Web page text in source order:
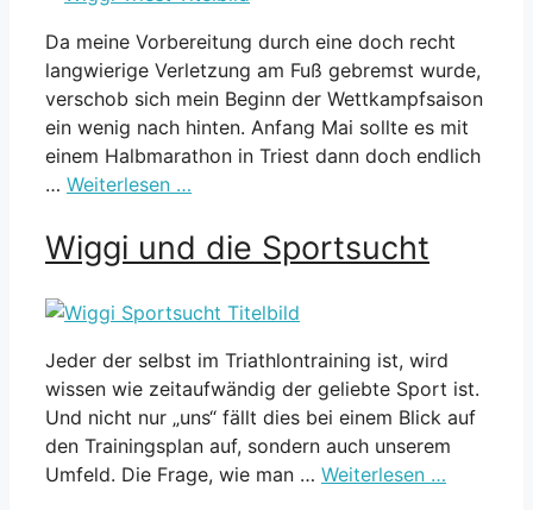
Da meine Vorbereitung durch eine doch recht
langwierige Verletzung am Fuß gebremst wurde,
verschob sich mein Beginn der Wettkampfsaison
ein wenig nach hinten. Anfang Mai sollte es mit
einem Halbmarathon in Triest dann doch endlich
… Weiterlesen …
Wiggi und die Sportsucht
Jeder der selbst im Triathlontraining ist, wird
wissen wie zeitaufwändig der geliebte Sport ist.
Und nicht nur „uns“ fällt dies bei einem Blick auf
den Trainingsplan auf, sondern auch unserem
Umfeld. Die Frage, wie man … Weiterlesen …